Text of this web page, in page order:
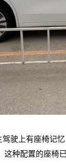
驶上有座椅记
这种配置的座椅